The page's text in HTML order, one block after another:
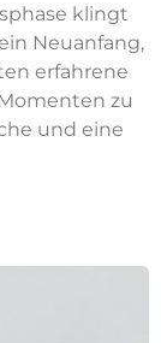
klingt
Neuanfang,
erfahrene
zu
und eine